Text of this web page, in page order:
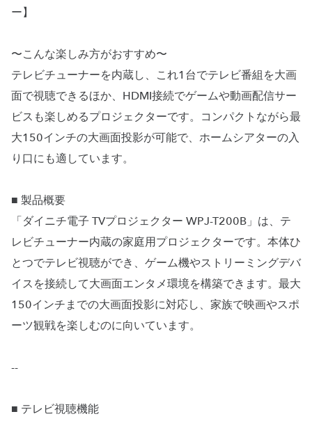
ー】
〜こんな楽しみ方がおすすめ〜
テレビチューナーを内蔵し、これ1台でテレビ番組を大画
面で視聴できるほか、HDMI接続でゲームや動画配信サー
ビスも楽しめるプロジェクターです。コンパクトながら最
大150インチの大画面投影が可能で、ホームシアターの入
り口にも適しています。
■ 製品概要
「ダイニチ電子 TVプロジェクター WPJ-T200B」は、テ
レビチューナー内蔵の家庭用プロジェクターです。本体ひ
とつでテレビ視聴ができ、ゲーム機やストリーミングデバ
イスを接続して大画面エンタメ環境を構築できます。最大
150インチまでの大画面投影に対応し、家族で映画やスポ
ーツ観戦を楽しむのに向いています。
--
■ テレビ視聴機能